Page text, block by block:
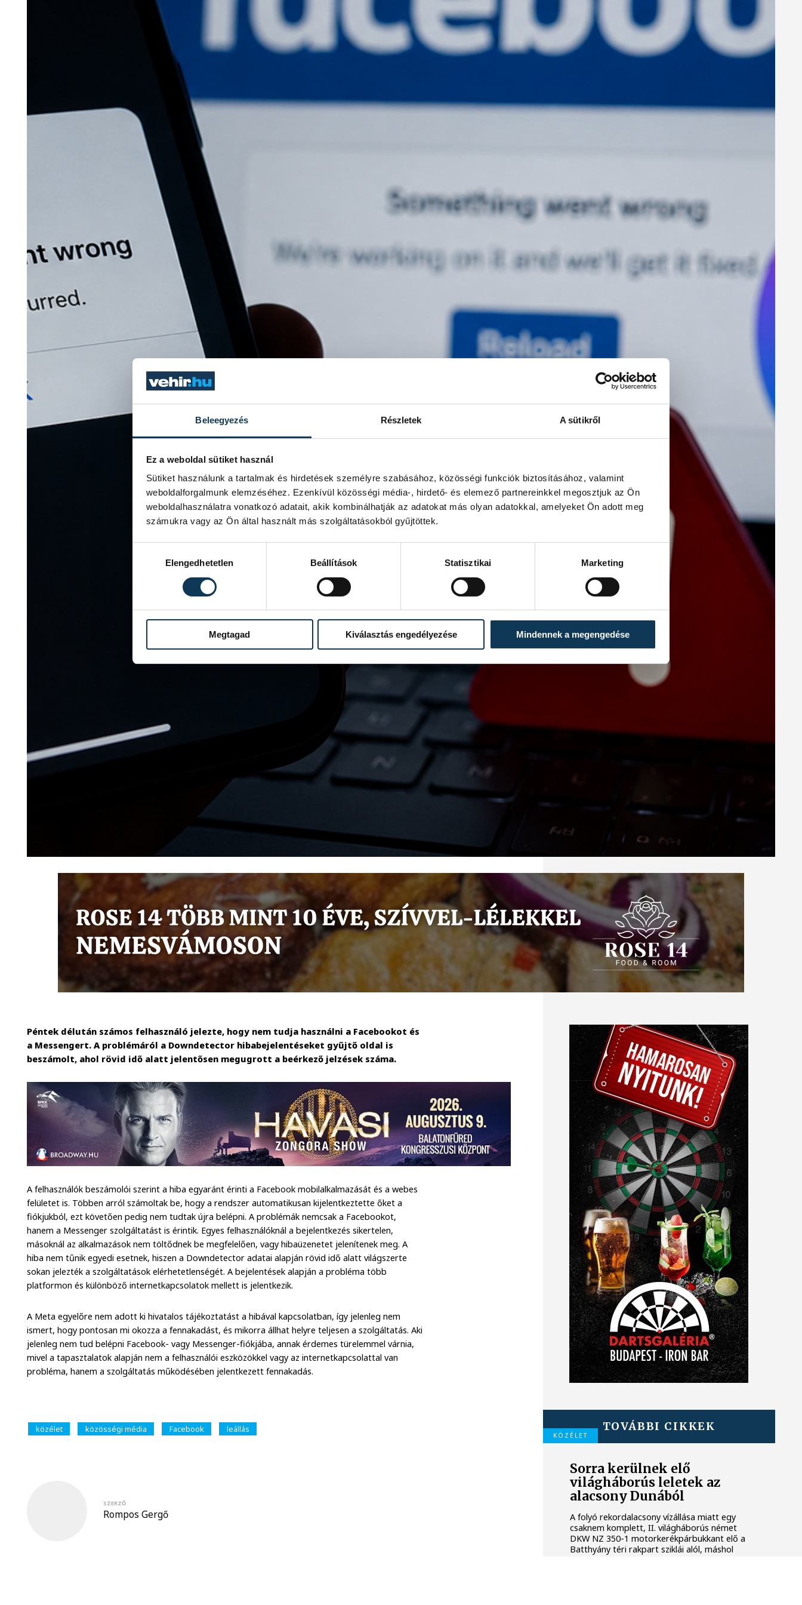
Beleegyezés Részletek A sütikről
Ez a weboldal sütiket használ
Sütiket használunk a tartalmak és hirdetések személyre szabásához, közösségi funkciók biztosításához, valamint
weboldalforgalmunk elemzéséhez. Ezenkívül közösségi média-, hirdető- és elemező partnereinkkel megosztjuk az Ön
weboldalhasználatra vonatkozó adatait, akik kombinálhatják az adatokat más olyan adatokkal, amelyeket Ön adott meg
számukra vagy az Ön által használt más szolgáltatásokból gyűjtöttek.
Elengedhetetlen
Beállítások Statisztikai Marketing
Megtagad Kiválasztás engedélyezése Mindennek a megengedése
Péntek délután számos felhasználó jelezte, hogy nem tudja használni a Facebookot és
a Messengert. A problémáról a Downdetector hibabejelentéseket gyűjtő oldal is
beszámolt, ahol rövid idő alatt jelentősen megugrott a beérkező jelzések száma.
A felhasználók beszámolói szerint a hiba egyaránt érinti a Facebook mobilalkalmazását és a webes
felületet is. Többen arról számoltak be, hogy a rendszer automatikusan kijelentkeztette őket a
fiókjukból, ezt követően pedig nem tudtak újra belépni. A problémák nemcsak a Facebookot,
hanem a Messenger szolgáltatást is érintik. Egyes felhasználóknál a bejelentkezés sikertelen,
másoknál az alkalmazások nem töltődnek be megfelelően, vagy hibaüzenetet jelenítenek meg. A
hiba nem tűnik egyedi esetnek, hiszen a Downdetector adatai alapján rövid idő alatt világszerte
sokan jelezték a szolgáltatások elérhetetlenségét. A bejelentések alapján a probléma több
platformon és különböző internetkapcsolatok mellett is jelentkezik.
A Meta egyelőre nem adott ki hivatalos tájékoztatást a hibával kapcsolatban, így jelenleg nem
ismert, hogy pontosan mi okozza a fennakadást, és mikorra állhat helyre teljesen a szolgáltatás. Aki
jelenleg nem tud belépni Facebook- vagy Messenger-fiókjába, annak érdemes türelemmel várnia,
mivel a tapasztalatok alapján nem a felhasználói eszközökkel vagy az internetkapcsolattal van
probléma, hanem a szolgáltatás működésében jelentkezett fennakadás.
közélet közösségi média Facebook leállás
SZERZŐ
Rompos Gergő
TOVÁBBI CIKKEK
KÖZÉLET
Sorra kerülnek elő
világháborús leletek az
alacsony Dunából
A folyó rekordalacsony vízállása miatt egy
csaknem komplett, II. világháborús német
DKW NZ 350-1 motorkerékpárbukkant elő a
Batthyány téri rakpart sziklái alól, máshol